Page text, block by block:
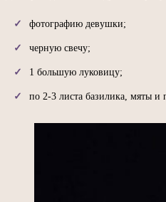
фотографию девушки;
черную свечу;
1 большую луковицу;
по 2-3 листа базилика, мяты и